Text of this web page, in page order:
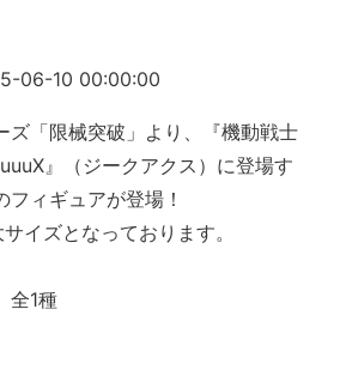
06-10 00:00:00
ズ「限械突破」より、『機動戦士
』（ジークアクス）に登場す
フィギュアが登場！
イズとなっております。
1種